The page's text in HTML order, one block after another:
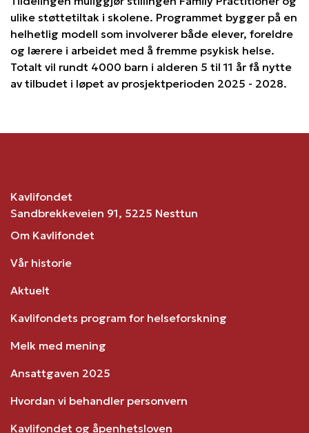
ulike støttetiltak i skolene. Programmet bygger på en
helhetlig modell som involverer både elever, foreldre
og lærere i arbeidet med å fremme psykisk helse.
Totalt vil rundt 4000 barn i alderen 5 til 11 år få nytte
av tilbudet i løpet av prosjektperioden 2025 - 2028.
Kavlifondet
Sandbrekkeveien 91, 5225 Nesttun
Om Kavlifondet
Vår historie
Aktuelt
Kavlifondets program for helseforskning
Melk med mening
Ansattgaven 2025
Hvordan vi behandler personvern
Kavlifondet og åpenhetsloven